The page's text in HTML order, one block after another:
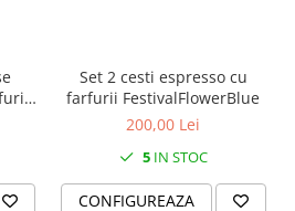
4
Set 2 cesti espresso cu
farfurii FestivalFlowerBlue
200,00 Lei
5IN STOC
CONFIGUREAZA